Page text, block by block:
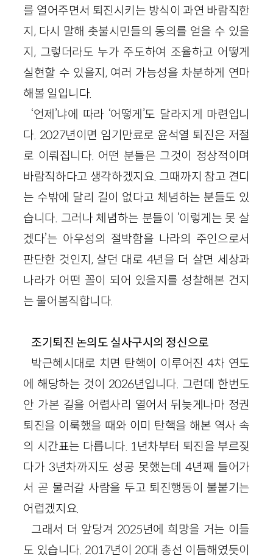
를 열어주면서 퇴진시키는 방식이 과연 바람직한
지, 다시 말해 촛불시민들의 동의를 얻을 수 있을
지, 그렇더라도 누가 주도하여 조율하고 어떻게
실현할 수 있을지, 여러 가능성을 차분하게 연마
해볼 일입니다.
‘언제’냐에 따라 ‘어떻게’도 달라지게 마련입니
다. 2027년이면 임기만료로 윤석열 퇴진은 저절
로 이뤄집니다. 어떤 분들은 그것이 정상적이며
바람직하다고 생각하겠지요. 그때까지 참고 견디
는 수밖에 달리 길이 없다고 체념하는 분들도 있
습니다. 그러나 체념하는 분들이 ‘이렇게는 못 살
겠다’는 아우성의 절박함을 나라의 주인으로서
판단한 것인지, 살던 대로 4년을 더 살면 세상과
나라가 어떤 꼴이 되어 있을지를 성찰해본 건지
는 물어봄직합니다.
조기퇴진 논의도 실사구시의 정신으로
박근혜시대로 치면 탄핵이 이루어진 4차 연도
에 해당하는 것이 2026년입니다. 그런데 한번도
안 가본 길을 어렵사리 열어서 뒤늦게나마 정권
퇴진을 이룩했을 때와 이미 탄핵을 해본 역사 속
의 시간표는 다릅니다. 1년차부터 퇴진을 부르짖
다가 3년차까지도 성공 못했는데 4년째 들어가
서 곧 물러갈 사람을 두고 퇴진행동이 불붙기는
어렵겠지요.
그래서 더 앞당겨 2025년에 희망을 거는 이들
도 있습니다. 2017년이 20대 총선 이듬해였듯이